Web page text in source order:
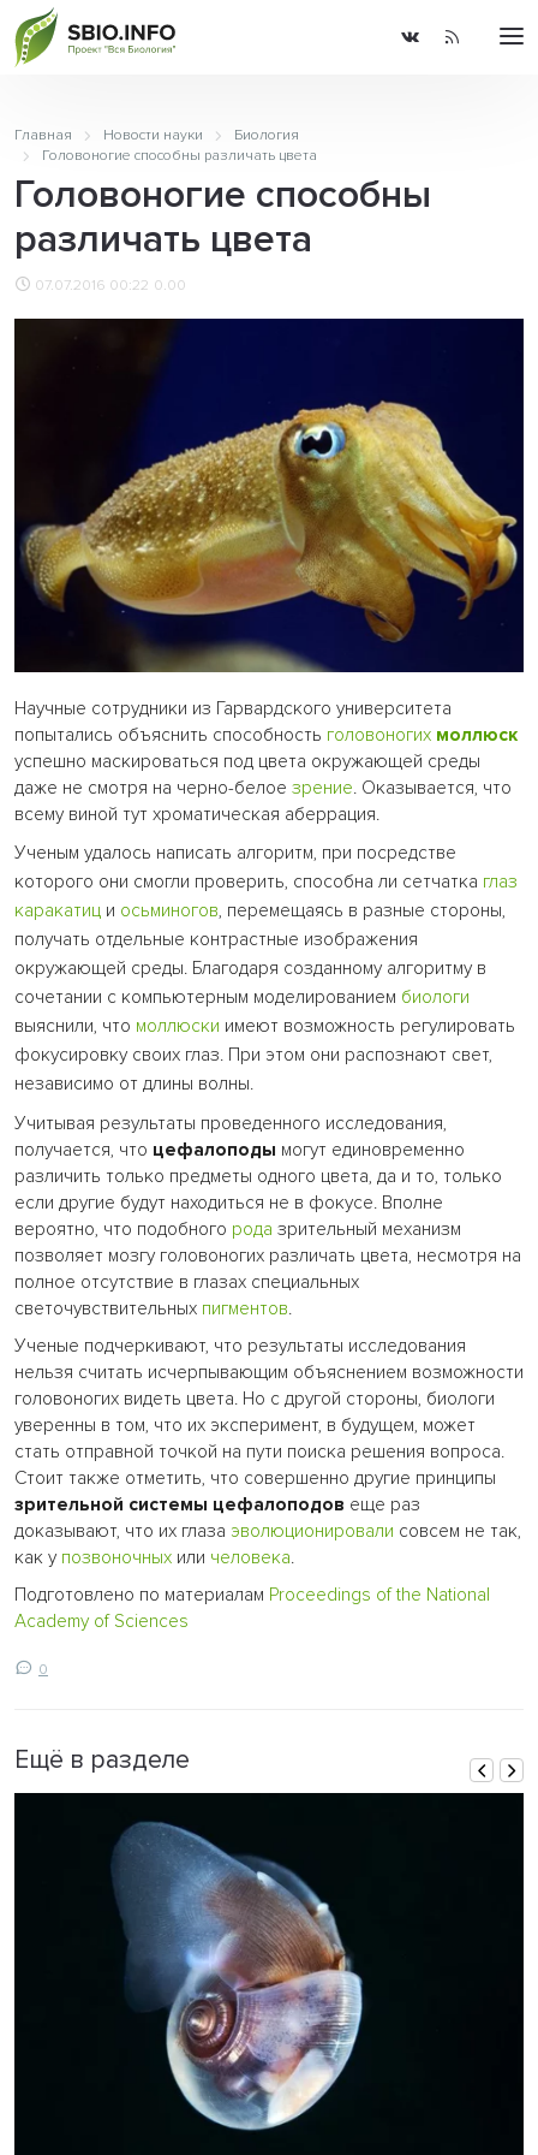
Главная Новости науки
Биология
Головоногие способны различать цвета
Головоногие способны
различать цвета
07.07.2016 00:22 0.00
Научные сотрудники из Гарвардского университета
попытались объяснить способность головоногих моллюск
успешно маскироваться под цвета окружающей среды
даже не смотря на черно-белое зрение. Оказывается, что
всему виной тут хроматическая аберрация.
Ученым удалось написать алгоритм, при посредстве
которого они смогли проверить, способна ли сетчатка глаз
каракатиц и осьминогов, перемещаясь в разные стороны,
получать отдельные контрастные изображения
окружающей среды. Благодаря созданному алгоритму в
сочетании с компьютерным моделированием биологи
выяснили, что моллюски имеют возможность регулировать
фокусировку своих глаз. При этом они распознают свет,
независимо от длины волны.
Учитывая результаты проведенного исследования,
получается, что цефалоподы могут единовременно
различить только предметы одного цвета, да и то, только
если другие будут находиться не в фокусе. Вполне
вероятно, что подобного рода зрительный механизм
позволяет мозгу головоногих различать цвета, несмотря на
полное отсутствие в глазах специальных
светочувствительных пигментов.
Ученые подчеркивают, что результаты исследования
нельзя считать исчерпывающим объяснением возможности
головоногих видеть цвета. Но с другой стороны, биологи
уверенны в том, что их эксперимент, в будущем, может
стать отправной точкой на пути поиска решения вопроса.
Стоит также отметить, что совершенно другие принципы
зрительной системы цефалоподов еще раз
доказывают, что их глаза эволюционировали совсем не так,
как у позвоночных или человека.
Подготовлено по материалам Proceedings of the National
Academy of Sciences
0
Ещё в разделе